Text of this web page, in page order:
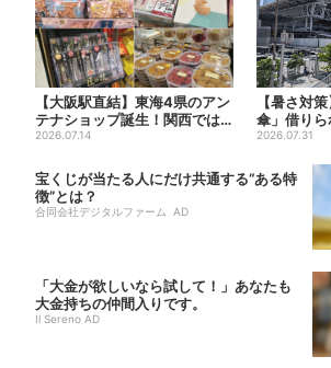
【大阪駅直結】東海4県のアン
テナショップ誕生！関西では
ここでしか買えない限定グル...
2026.07.14
【暑さ対
傘」借り
もOK、熱
2026.07.31
宝くじが当たる人にだけ共通する“ある特
徴”とは？
合同会社デジタルファーム AD
「大金が欲しいなら試して！」あなたも
大金持ちの仲間入りです。
Il Sereno AD